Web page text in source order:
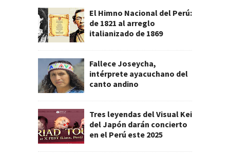
El Himno Nacional del Perú:
de 1821 al arreglo
italianizado de 1869
Fallece Joseycha,
intérprete ayacuchano del
canto andino
Tres leyendas del Visual Kei
del Japón darán concierto
en el Perú este 2025